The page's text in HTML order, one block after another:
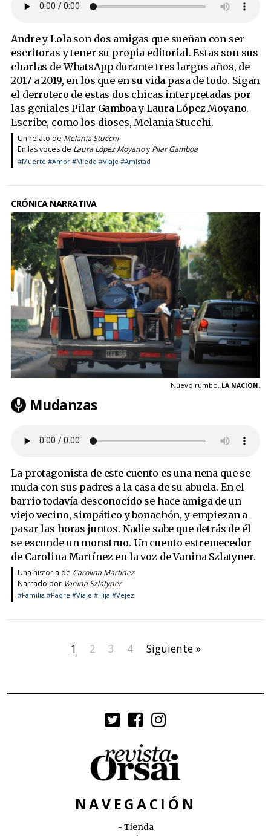
Andre y Lola son dos amigas que sueñan con ser
escritoras y tener su propia editorial. Estas son sus
charlas de WhatsApp durante tres largos años, de
2017 a 2019, en los que en su vida pasa de todo. Sigan
el derrotero de estas dos chicas interpretadas por
las geniales Pilar Gamboa y Laura López Moyano.
Escribe, como los dioses, Melania Stucchi.
Un relato de Melania Stucchi
En las voces de Laura López Moyanoy Pilar Gamboa
#Muerte #Amor #Miedo #Viaje #Amistad
CRÓNICA NARRATIVA
Nuevo rumbo. LA NACIÓN.
Mudanzas
La protagonista de este cuento es una nena que se
muda con sus padres a la casa de su abuela. En el
barrio todavía desconocido se hace amiga de un
viejo vecino, simpático y bonachón, y empiezan a
pasar las horas juntos. Nadie sabe que detrás de él
se esconde un monstruo. Un cuento estremecedor
de Carolina Martínez en la voz de Vanina Szlatyner.
Una historia de Carolina Martínez
Narrado por Vanina Szlatyner
#Familia #Padre #Viaje #Hija #Vejez
1 2 3 4 Siguiente »
NAVEGACIÓN
Tienda